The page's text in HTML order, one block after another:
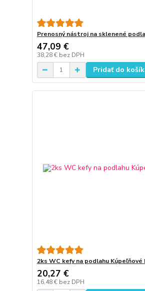
Prenosný nástroj na sklenené
47,09 €
38,28 € bez DPH
Pridať do
2ks WC kefy na podlahu Kúpeľňové
20,27 €
16,48 € bez DPH